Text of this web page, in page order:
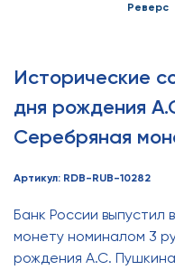
Реверс
Исторические
дня рождения
Серебряная
Артикул: RDB-RUB-10282
Банк России
монету номиналом 3
рождения А.С.